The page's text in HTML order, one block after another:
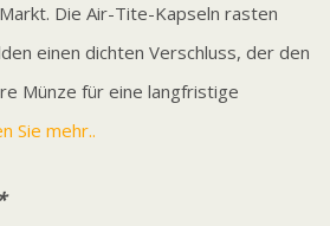
Die Air-Tite-Kapseln rasten
einen dichten Verschluss, der den
Münze für eine langfristige
Sie mehr..
*